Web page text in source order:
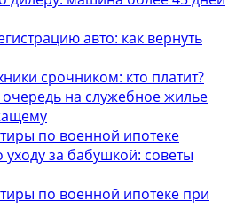
авто: как вернуть
срочником: кто платит?
очередь на служебное жилье
по военной ипотеке
уходу за бабушкой: советы
по военной ипотеке при